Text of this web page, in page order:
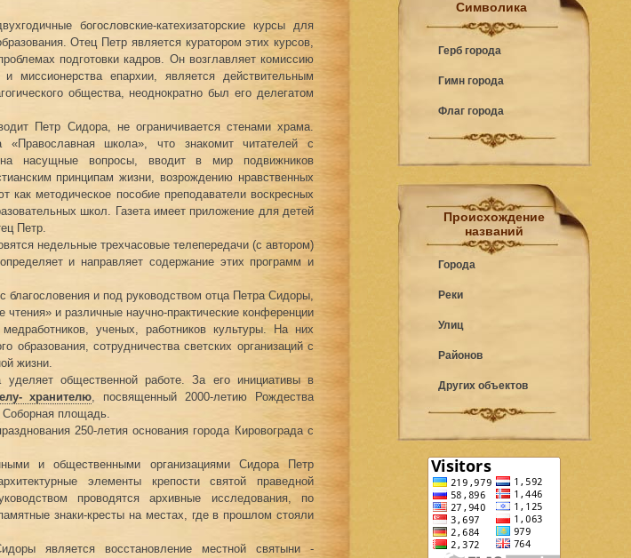
богословские-катехизаторские курсы для
Отец Петр является куратором этих курсов,
подготовки кадров. Он возглавляет комиссию
и миссионерства епархии, является действительным
общества, неоднократно был его делегатом
Петр Сидора, не ограничивается стенами храма.
«Православная школа», что знакомит читателей с
насущные вопросы, вводит в мир подвижников
принципам жизни, возрождению нравственных
как методическое пособие преподаватели воскресных
школ. Газета имеет приложение для детей
Петр.
недельные трехчасовые телепередачи (с автором)
и направляет содержание этих программ и
благословения и под руководством отца Петра Сидоры,
чтения» и различные научно-практические конференции
ученых, работников культуры. На них
образования, сотрудничества светских организаций с
жизни.
общественной работе. За его инициативы в
хранителю, посвященный 2000-летию Рождества
Соборная площадь.
250-летия основания города Кировограда с
и общественными организациями Сидора Петр
элементы крепости святой праведной
проводятся архивные исследования, по
знаки-кресты на местах, где в прошлом стояли
является восстановление местной святыни -
Символика
Герб города
Гимн города
Флаг города
Происхождение
названий
Города
Реки
Улиц
Районов
Других объектов